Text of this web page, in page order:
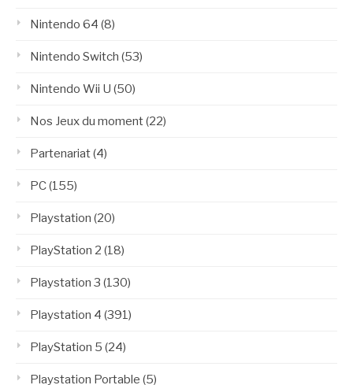
Nintendo 64 (8)
Nintendo Switch (53)
Nintendo Wii U (50)
Nos Jeux du moment(22)
Partenariat(4)
PC(155)
Playstation (20)
PlayStation 2 (18)
Playstation 3 (130)
Playstation 4 (391)
PlayStation 5 (24)
Playstation Portable (5)